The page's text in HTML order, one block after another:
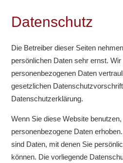
Datenschutz
Die Betreiber dieser Seiten
persönlichen Daten sehr ernst. Wir
personenbezogenen Daten
gesetzlichen
Datenschutzerklärung.
Wenn Sie diese Website
personenbezogene Daten
sind Daten, mit denen Sie
können. Die vorliegende